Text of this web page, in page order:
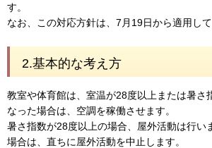
す。
なお、この対応方針は、7月19日から適用して
2.基本的な考え方
教室や体育館は、室温が28度以上または暑
なった場合は、空調を稼働させます。
暑さ指数が28度以上の場合、屋外活動は行い
場合は、直ちに屋外活動を中止します。